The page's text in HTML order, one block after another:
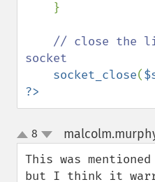
}
// close the
socket
socket_close(
?>
up
down
8
This was
but I think it